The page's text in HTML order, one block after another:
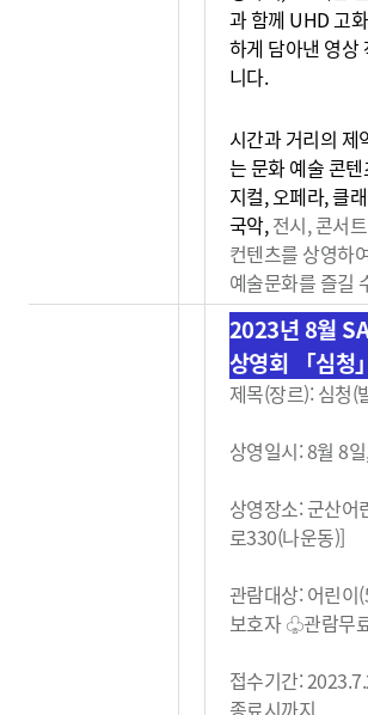
과 함께 UHD 고
하게 담아낸 영상
니다.
시간과 거리의 제
는 문화 예술 콘
지컬, 오페라, 클
국악,전시, 콘서
컨텐츠를 상영하
예술문화를 즐길
2023년 8월
상영회 「심청」
제목(장르): 심청(
상영일시: 8월 8
상영장소: 군산어
로330(나운동)]
관람대상: 어린이
보호자 ♧관람무
접수기간:
종료시까지